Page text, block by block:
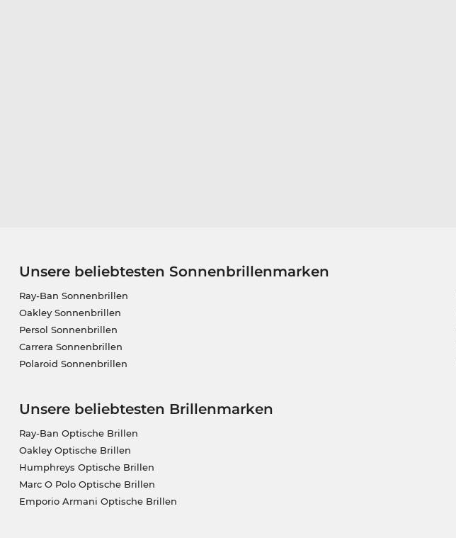
Unsere beliebtesten Sonnenbrillenmarken
Ray-Ban Sonnenbrillen
Oakley Sonnenbrillen
Persol Sonnenbrillen
Carrera Sonnenbrillen
Polaroid Sonnenbrillen
Unsere beliebtesten Brillenmarken
Ray-Ban Optische Brillen
Oakley Optische Brillen
Humphreys Optische Brillen
Marc O Polo Optische Brillen
Emporio Armani Optische Brillen